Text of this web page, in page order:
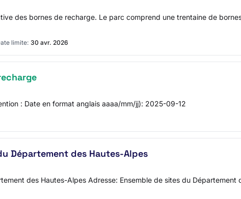
des bornes de recharge. Le parc comprend une trentaine de
limite: 30 avr. 2026
: Date en format anglais aaaa/mm/jj): 2025-09-12
Département des Hautes-Alpes
des Hautes-Alpes Adresse: Ensemble de sites du